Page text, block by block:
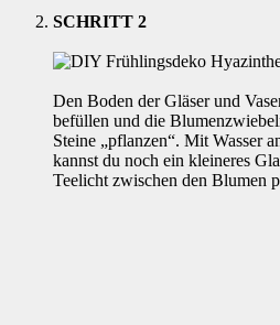
SCHRITT 2
Den Boden der Gläser und
befüllen und die
Steine „pflanzen“. Mit Wasser
kannst du noch ein kleineres
Teelicht zwischen den Blumen